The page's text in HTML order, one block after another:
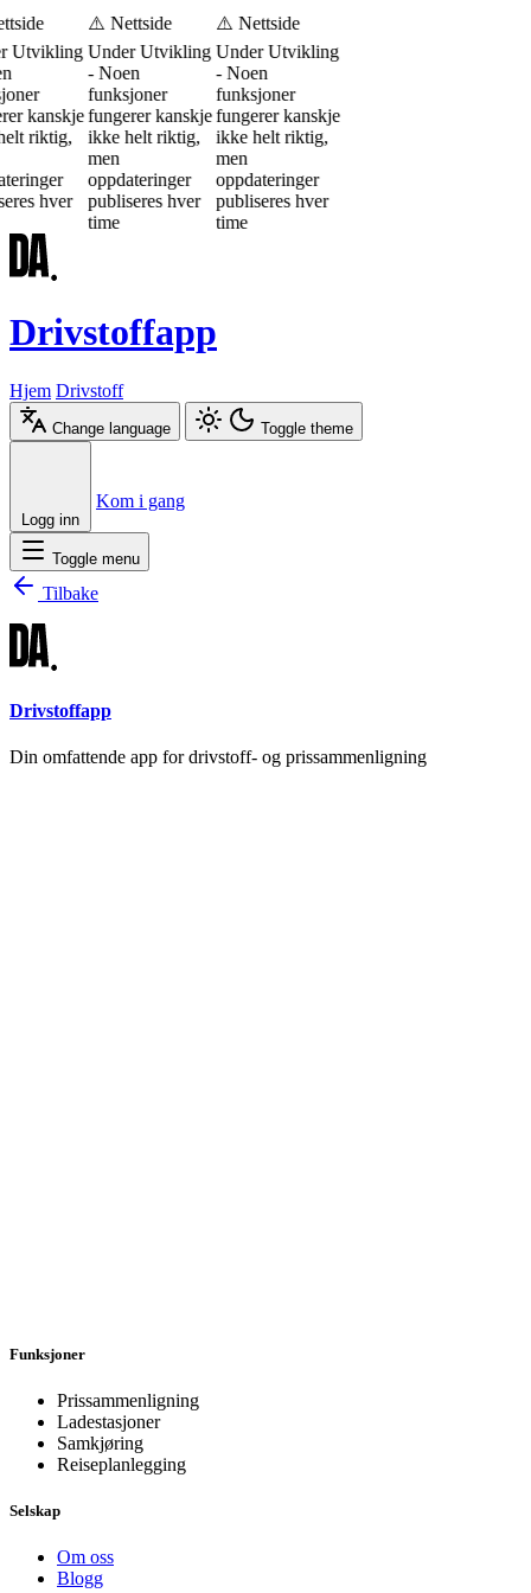
Utvikling
kanskje
riktig,
hver
⚠️ Nettside
Under Utvikling
- Noen
funksjoner
fungerer kanskje
ikke helt riktig,
men
oppdateringer
publiseres hver
time
⚠️ Nettside
Under Utvikling
- Noen
funksjoner
fungerer kanskje
ikke helt riktig,
men
oppdateringer
publiseres hver
time
Drivstoffapp
Hjem Drivstoff
Change language Toggle theme
Logg inn
Kom i gang
Toggle menu
Tilbake
Drivstoffapp
Din omfattende app for drivstoff- og prissammenligning
Funksjoner
Prissammenligning
Ladestasjoner
Samkjøring
Reiseplanlegging
Selskap
Om oss
Blogg